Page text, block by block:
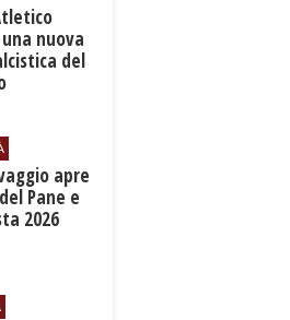
nuova
del
apre
Pane e
2026